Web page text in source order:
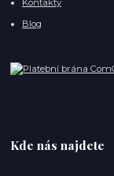
Kontakty
Blog
Kde nás najdete